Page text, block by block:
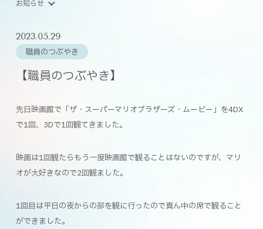
お知らせ
2023.05.29
職員のつぶやき
【職員のつぶやき】
先日映画館で「ザ・スーパーマリオブラザーズ・ムービー」を4DX
で1回、3Dで1回観てきました。
映画は1回観たらもう一度映画館で観ることはないのですが、マリ
オが大好きなので2回観ました。
1回目は平日の夜からの部を観に行ったので真ん中の席で観ること
ができました。